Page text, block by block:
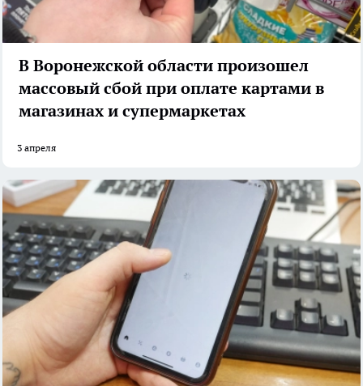
В Воронежской области произошел
массовый сбой при оплате картами в
магазинах и супермаркетах
3 апреля